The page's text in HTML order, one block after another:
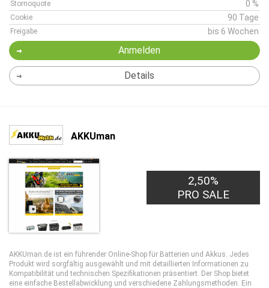
Stornoquote 0 %
Cookie 90 Tage
Freigabe bis 6 Wochen
Anmelden
Details
AKKUman
2,50%
PRO SALE
AKKUman.de ist ein führender Online-Shop für Batterien und Akkus. Jedes
Produkt wird sorgfältig ausgewählt und mit detaillierten Informationen zu
Kompatibilität und technischen Spezifikationen präsentiert. Der Shop bietet
eine einfache Bestellabwicklung und verschiedene Zahlungsmethoden. Ein